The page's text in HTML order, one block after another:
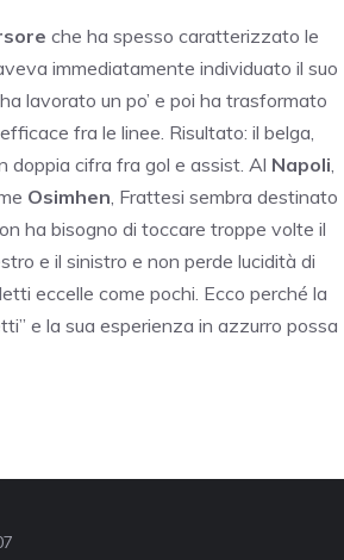
che ha spesso caratterizzato le
immediatamente individuato il suo
lavorato un po’ e poi ha trasformato
fra le linee. Risultato: il belga,
doppia cifra fra gol e assist. Al Napoli,
Osimhen, Frattesi sembra destinato
ha bisogno di toccare troppe volte il
e il sinistro e non perde lucidità di
eccelle come pochi. Ecco perché la
e la sua esperienza in azzurro possa